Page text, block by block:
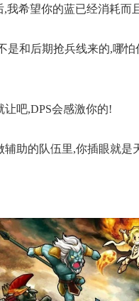
希望你的蓝已经消耗而
和后期抢兵线来的,哪怕
吧,DPS会感激你的!
助的队伍里,你插眼就是